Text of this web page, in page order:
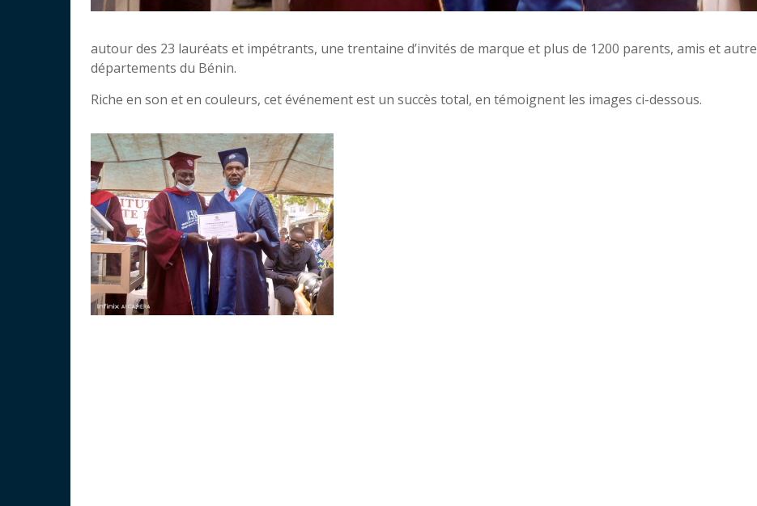
autour des 23 lauréats et impétrants, une trentaine d’invités de marque et plus de 1200 parents, amis et
départements du Bénin.
Riche en son et en couleurs, cet événement est un succès total, en témoignent les images ci-dessous.